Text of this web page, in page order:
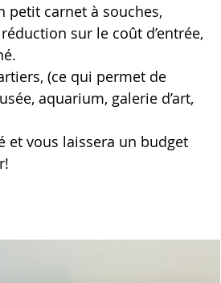
petit carnet à souches,
sur le coût d’entrée,
(ce qui permet de
aquarium, galerie d’art,
et vous laissera un budget